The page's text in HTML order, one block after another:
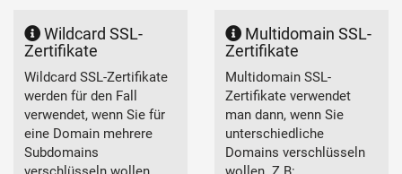
Wildcard SSL-
Zertifikate
Wildcard SSL-Zertifikate
werden für den Fall
verwendet, wenn Sie für
eine Domain mehrere
Subdomains
Multidomain SSL-
Zertifikate
Multidomain SSL-
Zertifikate verwendet
man dann, wenn Sie
unterschiedliche
Domains verschlüsseln